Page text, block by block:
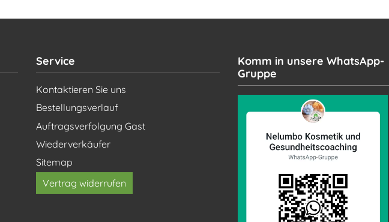
Service
Kontaktieren Sie uns
Bestellungsverlauf
Auftragsverfolgung Gast
Wiederverkäufer
Sitemap
Vertrag widerrufen
Komm in unsere WhatsApp-
Gruppe